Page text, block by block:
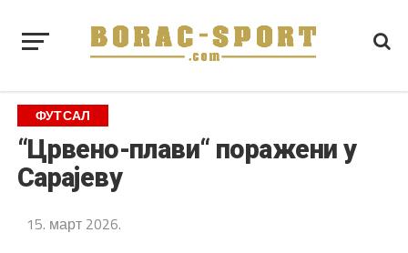
ФУТСАЛ
“Црвено-плави“ поражени у
Сарајеву
15. март 2026.